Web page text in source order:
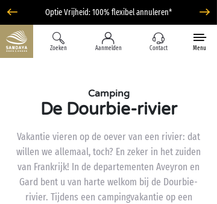
Optie Vrijheid: 100% flexibel annuleren*
Zoeken Aanmelden Contact Menu
Camping
De Dourbie-rivier
Vakantie vieren op de oever van een rivier: dat
willen we allemaal, toch? En zeker in het zuiden
van Frankrijk! In de departementen Aveyron en
Gard bent u van harte welkom bij de Dourbie-
rivier. Tijdens een campingvakantie op een